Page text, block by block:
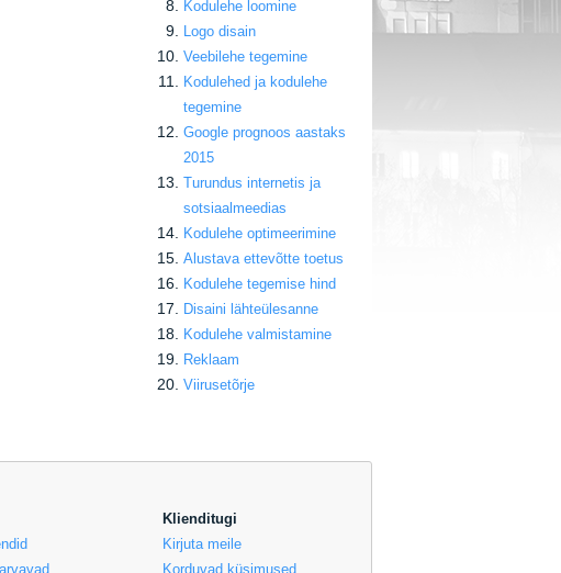
Kodulehe loomine
Logo disain
Veebilehe tegemine
Kodulehed ja kodulehe
tegemine
Google prognoos aastaks
2015
Turundus internetis ja
sotsiaalmeedias
Kodulehe optimeerimine
Alustava ettevõtte toetus
Kodulehe tegemise hind
Disaini lähteülesanne
Kodulehe valmistamine
Reklaam
Viirusetõrje
Klienditugi
Kirjuta meile
Korduvad küsimused